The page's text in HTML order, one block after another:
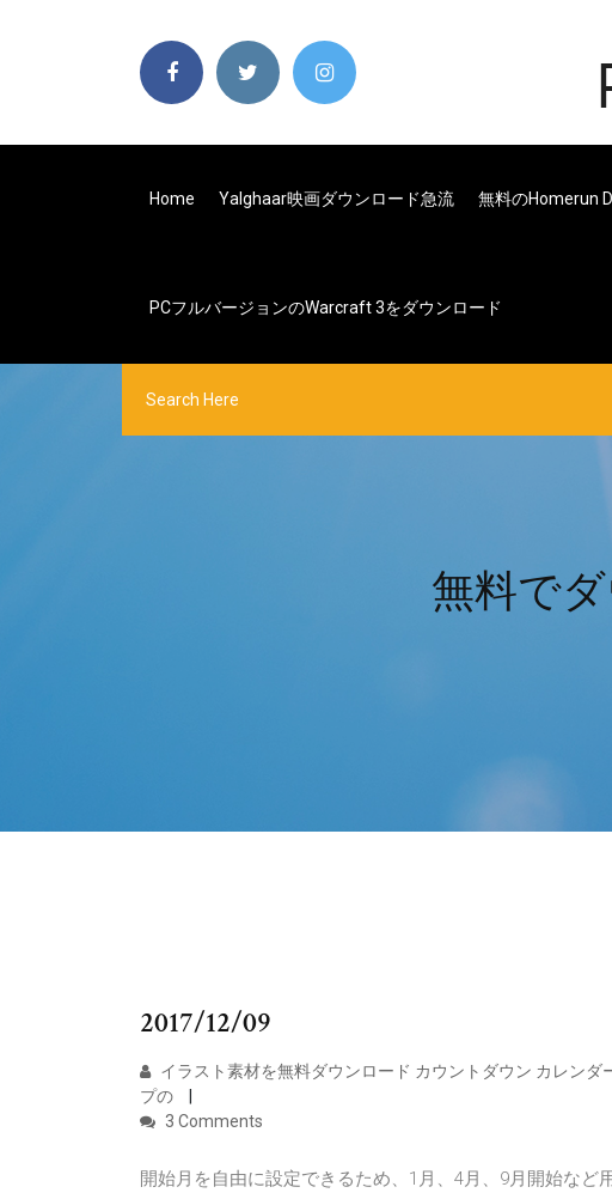
Home Yalghaar映画ダウンロード急流 無料のHomerun
PCフルバージョンのWarcraft 3をダウンロード
無料で
2017/12/09
イラスト素材を無料ダウンロード カウントダウン カレン
プの
3 Comments
開始月を自由に設定できるため、1月、4月、9月開始な